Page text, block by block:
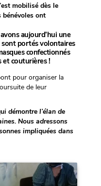
mobilisé dès le
ont
aujourd’hui une
sont portés volontaires
confectionnés
et couturières !
pour organiser la
de leur
démontre l’élan de
Nous adressons
impliquées dans